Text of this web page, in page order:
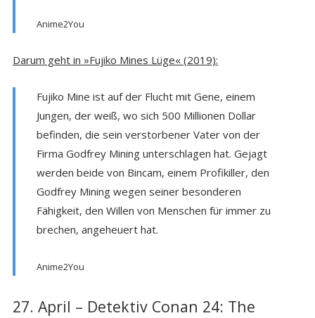
Anime2You
Darum geht in »Fujiko Mines Lüge« (2019):
Fujiko Mine ist auf der Flucht mit Gene, einem
Jungen, der weiß, wo sich 500 Millionen Dollar
befinden, die sein verstorbener Vater von der
Firma Godfrey Mining unterschlagen hat. Gejagt
werden beide von Bincam, einem Profikiller, den
Godfrey Mining wegen seiner besonderen
Fähigkeit, den Willen von Menschen für immer zu
brechen, angeheuert hat.
Anime2You
27. April – Detektiv Conan 24: The